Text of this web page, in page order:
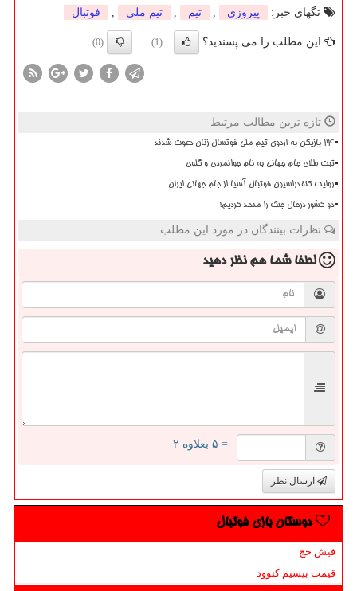
تگهای خبر:
پیروزی , تیم , تیم ملی , فوتبال
این مطلب را می پسندید؟ (1)
(0)
تازه ترین مطالب مرتبط
۲۴ بازیکن به اردوی تیم ملی فوتسال زنان دعوت شدند
ثبت طلای جام جهانی به نام جوانمردی و گلوی
روایت کنفدراسیون فوتبال آسیا از جام جهانی ایران
دو کشور درحال جنگ را متحد کردیم!
نظرات بینندگان در مورد این مطلب
لطفا شما همنظر دهید
= ۵ بعلاوه ۲
ارسال نظر
دوستان بازی فوتبال
فیش حج
قیمت بیسیم کنوود